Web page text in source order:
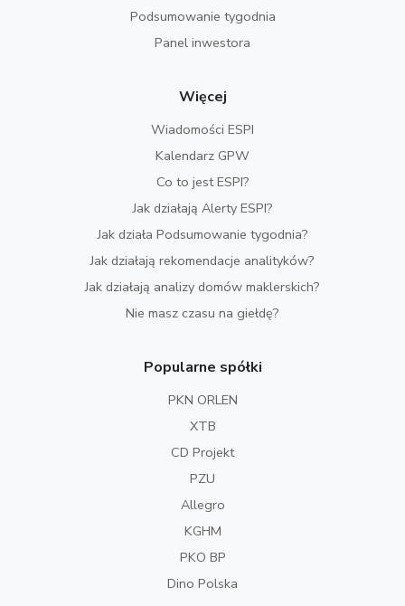
Podsumowanie tygodnia
Panel inwestora
Więcej
Wiadomości ESPI
Kalendarz GPW
Co to jest ESPI?
Jak działają Alerty ESPI?
Jak działa Podsumowanie tygodnia?
Jak działają rekomendacje analityków?
Jak działają analizy domów maklerskich?
Nie masz czasu na giełdę?
Popularne spółki
PKN ORLEN
XTB
CD Projekt
PZU
Allegro
KGHM
PKO BP
Dino Polska